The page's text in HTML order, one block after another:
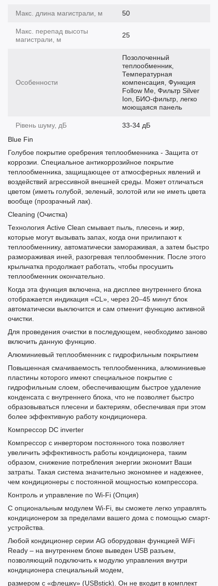
Макс. длина магистрали, м 50
Макс. перепад высоты
магистрали, м
25
Особенности
Позолоченный
теплообменник,
Температурная
компенсация, Функция
Follow Me, Фильтр Silver
Ion, БИО-фильтр, легко
моющаяся панель
Рівень шуму, дБ
33-34 дБ
Blue Fin
Голубое покрытие оребрения теплообменника - Защита от
коррозии. Специальное антикоррозийное покрытие
теплообменника, защищающее от атмосферных явлений и
воздействий агрессивной внешней среды. Может отличаться
цветом (иметь голубой, зеленый, золотой или не иметь цвета
вообще (прозрачный лак).
Cleaning (Очистка)
Технология Active Clean смывает пыль, плесень и жир,
которые могут вызывать запах, когда они прилипают к
теплообменнику, автоматически замораживая, а затем быстро
размораживая иней, разогревая теплообменник. После этого
крыльчатка продолжает работать, чтобы просушить
теплообменник окончательно.
Когда эта функция включена, на дисплее внутреннего блока
отображается индикация «CL», через 20–45 минут блок
автоматически выключится и сам отменит функцию активной
очистки.
Для проведения очистки в последующем, необходимо заново
включить данную функцию.
Алюминиевый теплообменник с гидрофильным покрытием
Повышенная смачиваемость теплообменника, алюминиевые
пластины которого имеют специальное покрытие с
гидрофильным слоем, обеспечивающим быстрое удаление
конденсата с внутреннего блока, что не позволяет быстро
образовываться плесени и бактериям, обеспечивая при этом
более эффективную работу кондиционера.
Компрессор DC inverter
Компрессор с инвертором постоянного тока позволяет
увеличить эффективность работы кондиционера, таким
образом, снижение потребления энергии экономит Ваши
затраты. Такая система значительно экономнее и надежнее,
чем кондиционеры с постоянной мощностью компрессора.
Контроль и управление по Wi-Fi (Опция)
С опциональным модулем Wi-Fi, вы сможете легко управлять
кондиционером за пределами вашего дома с помощью смарт-
устройства.
Любой кондиционер серии AG оборудован функцией WiFi
Ready – на внутреннем блоке выведен USB разъем,
позволяющий подключить к модулю управления внутри
кондиционера специальный модем,
размером с «флешку» (USBstick). Он не входит в комплект